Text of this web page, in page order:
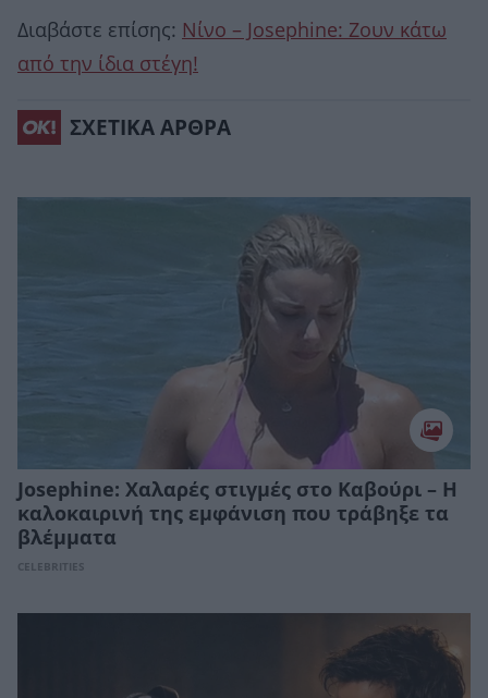
Διαβάστε επίσης: Nίνο – Josephine: Ζουν κάτω
από την ίδια στέγη!
ΣΧΕΤΙΚΑ ΑΡΘΡΑ
Josephine: Χαλαρές στιγμές στο Καβούρι – Η
καλοκαιρινή της εμφάνιση που τράβηξε τα
βλέμματα
CELEBRITIES